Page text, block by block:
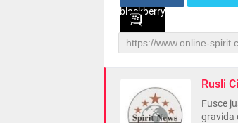
blackberry
Rusli
Fusce
gravida